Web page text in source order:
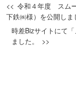
令和４年度 スム
下鉄㈱様）を公開しま
時差Bizサイトにて
ました。